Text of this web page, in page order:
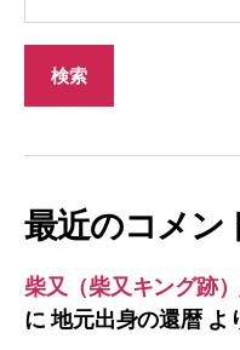
最近のコメン
柴又（柴又キング跡
に地元出身の還暦よ